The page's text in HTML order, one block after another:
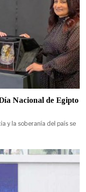
Nacional de Egipto
y la soberanía del país se